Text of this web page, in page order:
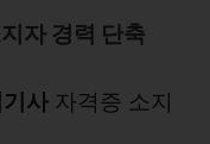
자 경력 단축
사 자격증 소지